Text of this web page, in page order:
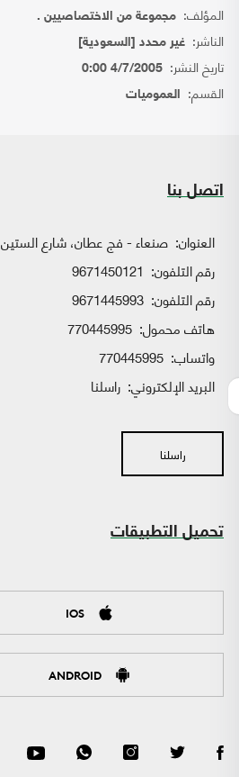
المؤلف: مجموعة من الاختصاصيين .
الناشر: غير محدد [السعودية]
تاريخ النشر: 4/7/2005 0:00
القسم: العموميات
اتصل بنا
العنوان: صنعاء - فج عطان، شارع الستين
رقم التلفون: 9671450121
رقم التلفون: 9671445993
هاتف محمول: 770445995
واتساب:
البريد الإلكتروني: راسلنا
راسلنا
تحميل التطبيقات
IOS
ANDROID